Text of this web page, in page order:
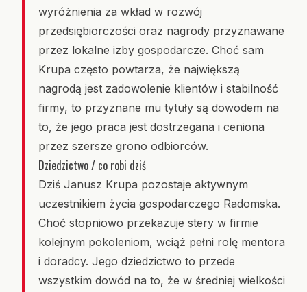
wyróżnienia za wkład w rozwój
przedsiębiorczości oraz nagrody przyznawane
przez lokalne izby gospodarcze. Choć sam
Krupa często powtarza, że największą
nagrodą jest zadowolenie klientów i stabilność
firmy, to przyznane mu tytuły są dowodem na
to, że jego praca jest dostrzegana i ceniona
przez szersze grono odbiorców.
Dziedzictwo / co robi dziś
Dziś Janusz Krupa pozostaje aktywnym
uczestnikiem życia gospodarczego Radomska.
Choć stopniowo przekazuje stery w firmie
kolejnym pokoleniom, wciąż pełni rolę mentora
i doradcy. Jego dziedzictwo to przede
wszystkim dowód na to, że w średniej wielkości